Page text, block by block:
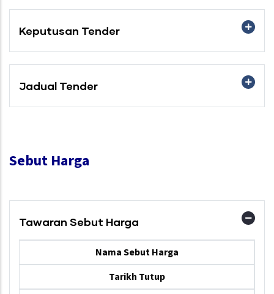
Keputusan Tender
Jadual Tender
Sebut Harga
Tawaran Sebut Harga
Nama Sebut Harga
Tarikh Tutup